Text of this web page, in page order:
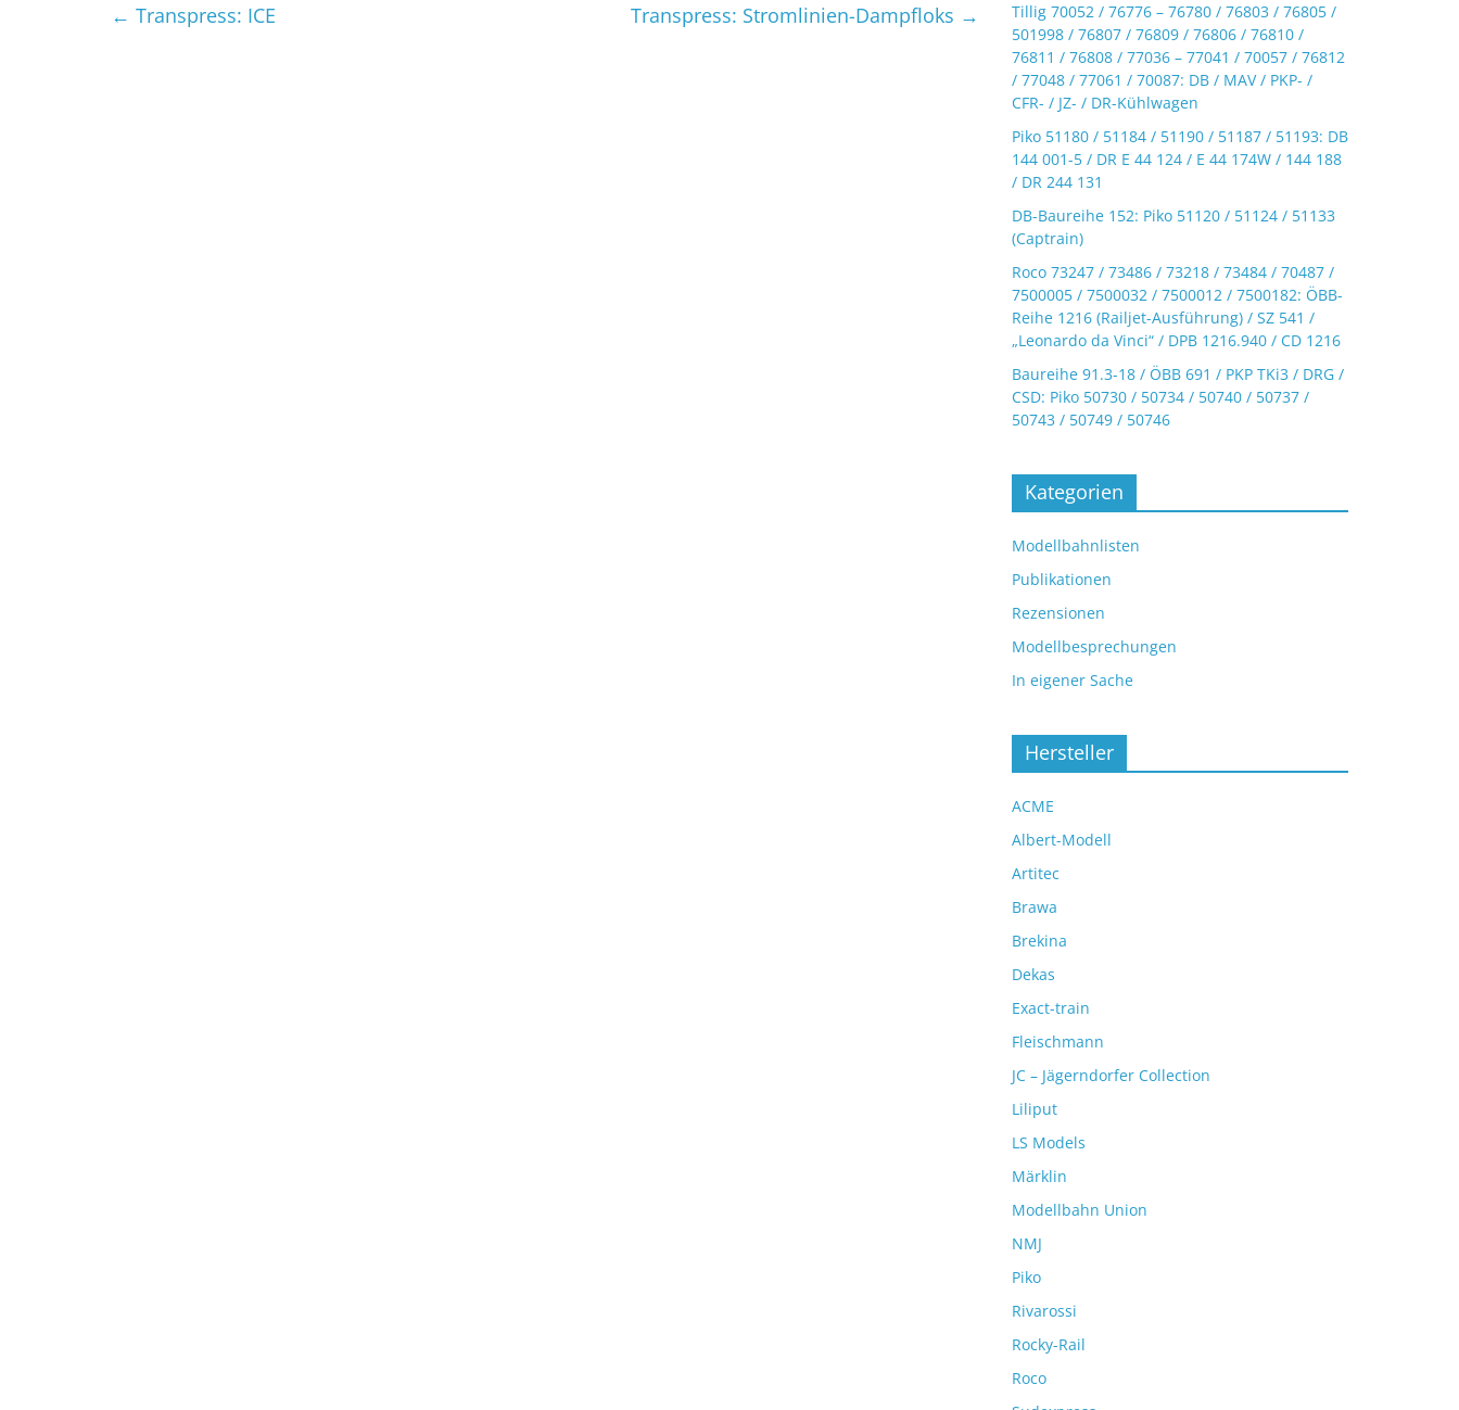
← Transpress: ICE Transpress: Stromlinien-Dampfloks →
Tillig 70052 / 76776 – 76780 / 76803 / 76805 /
501998 / 76807 / 76809 / 76806 / 76810 /
76811 / 76808 / 77036 – 77041 / 70057 / 76812
/ 77048 / 77061 / 70087: DB / MAV / PKP- /
CFR- / JZ- / DR-Kühlwagen
Piko 51180 / 51184 / 51190 / 51187 / 51193: DB
144 001-5 / DR E 44 124 / E 44 174W / 144 188
/ DR 244 131
DB-Baureihe 152: Piko 51120 / 51124 / 51133
(Captrain)
Roco 73247 / 73486 / 73218 / 73484 / 70487 /
7500005 / 7500032 / 7500012 / 7500182: ÖBB-
Reihe 1216 (Railjet-Ausführung) / SZ 541 /
„Leonardo da Vinci“ / DPB 1216.940 / CD 1216
Baureihe 91.3-18 / ÖBB 691 / PKP TKi3 / DRG /
CSD: Piko 50730 / 50734 / 50740 / 50737 /
50743 / 50749 / 50746
Kategorien
Modellbahnlisten
Publikationen
Rezensionen
Modellbesprechungen
In eigener Sache
Hersteller
ACME
Albert-Modell
Artitec
Brawa
Brekina
Dekas
Exact-train
Fleischmann
JC – Jägerndorfer Collection
Liliput
LS Models
Märklin
Modellbahn Union
NMJ
Piko
Rivarossi
Rocky-Rail
Roco